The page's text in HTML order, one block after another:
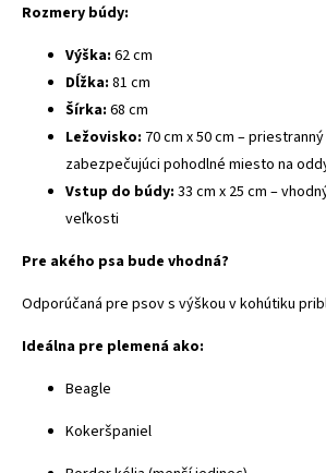
Rozmery búdy:
Výška: 62 cm
Dĺžka: 81 cm
Šírka: 68 cm
Ležovisko: 70 cm x 50 cm –
zabezpečujúci pohodlné miesto na
Vstup do búdy: 33 cm x 25 cm –
veľkosti
Pre akého psa bude vhodná?
Odporúčaná pre psov s výškou v kohútiku
Ideálna pre plemená ako:
Beagle
Kokeršpaniel